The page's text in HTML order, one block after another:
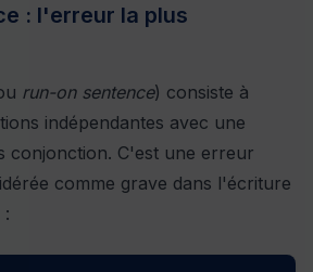
: l'erreur la plus
run-on sentence) consiste à
indépendantes avec une
conjonction. C'est une erreur
comme grave dans l'écriture
: